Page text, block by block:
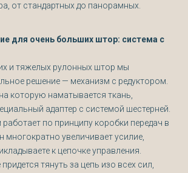
от стандартных до панорамных.
для очень больших штор: система с
и тяжелых рулонных штор мы
решение — механизм с редуктором.
которую наматывается ткань,
адаптер с системой шестерней.
по принципу коробки передач в
многократно увеличивает усилие,
к цепочке управления.
тянуть за цепь изо всех сил,